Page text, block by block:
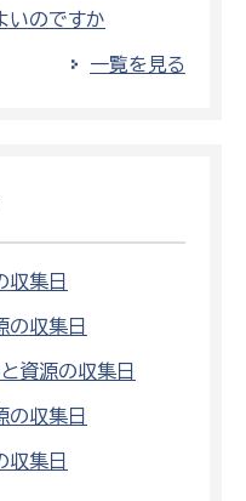
いのですか
一覧を見る
収集日
の収集日
と資源の収集日
の収集日
収集日